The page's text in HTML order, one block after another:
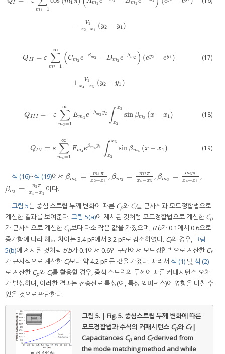
I
m1=1
1 m1 m1
− V1
x2 −x1
(y2 − y1)
=1∞ cos
QII = ε ∑
m2=1
∞ (Cm2 e−βm2 − Dm2 e−βm2 ) (ey2 − ey1 )
+ V1
x4 −x3
(y2 − y1 )
=1∞ C
(17)
QII I = −ε ∑
m3=1
∞
Em3 e−βm3
y2 ∫ x3
x2
sin βm3 (x − x1)
Q II= −ε∑m3= 1 ∞Em3e−βm3 2 x3sinβm3x −x 1 (18)
QI V = ε ∑
m4=1
∞
Fm4 eβm4
y1 ∫ x3
x2
sin βm4 (x − x1 )
QI V=ε ∑ m4 =1∞Fm4eβm y1 2x3sinβm4x−x1 (19)
식 (16)~식 (19)에서 βm1 = m1π
x2−x1
βm1 =m 1πx2−x1
, βm2 = m2π
x4 −x3
βm2 =m 2πx4−x3
, βm3 = m3π
x4−x1
βm3 =m 3πx4−x1,
βn3 = n3π
x4 −x1
βn3 =n3 πx4−x1
이다.
그림 5는 중심 스트립 두께 변화에 따른 Cp와 Cf를 근사식과 모드정합법으로
계산한 결과를 보여준다. 그림 5(a)에 제시된 것처럼 모드정합법으로 계산한 Cp
가 근사식으로 계산한 Cp보다 다소 작은 값을 가졌으며, t/b가 0.1에서 0.6으로
증가함에 따라 해당 차이는 3.4 pF에서 3.2 pF로 감소하였다. Cf의 경우,그림
5(b)에 제시된 것처럼 t/b가 0.1에서 0.6인 구간에서 모드정합법으로 계산한 Cf
가 근사식으로 계산한 Cf보다 약 4.2 pF 큰 값을 가졌다. 따라서 식 (1) 및 식 (2)
로 계산한 Cp와 Cf를 활용할 경우, 중심 스트립의 두께에 따른 커패시턴스 오차
가 발생하며, 이러한 결과는 전송선로 특성(예, 특성 임피던스)에 영향을 미칠 수
있을 것으로 판단한다.
그림 5. | Fig. 5.중심스트립 두께 변화에 따른
모드정합법과 수식의 커패시턴스 Cp와Cf|
Capacitances Cpand Cfderived from
the mode matching method and while